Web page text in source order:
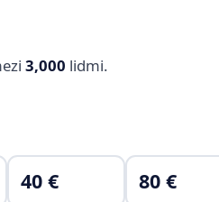
3,000 lidmi.
40 € 80 €